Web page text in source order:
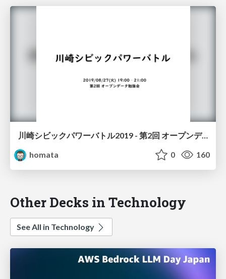
川崎シビックパワーバトル2019 - 第2回 オープンデータ勉強会
homata
0 160
Other Decks in Technology
See All in Technology